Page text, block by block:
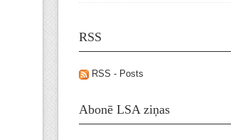
RSS
RSS - Posts
Abonē LSA ziņas